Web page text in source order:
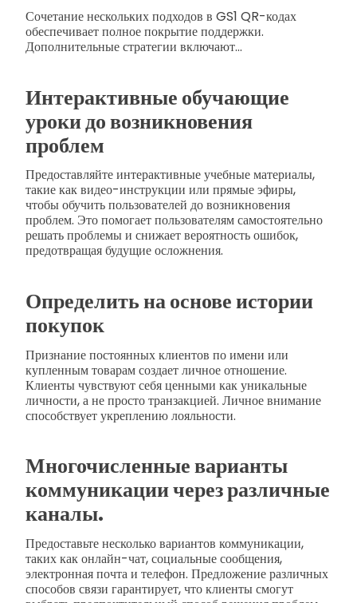
Сочетание нескольких подходов в GS1 QR-кодах
обеспечивает полное покрытие поддержки.
Дополнительные стратегии включают...
Интерактивные обучающие
уроки до возникновения
проблем
Предоставляйте интерактивные учебные материалы,
такие как видео-инструкции или прямые эфиры,
чтобы обучить пользователей до возникновения
проблем. Это помогает пользователям самостоятельно
решать проблемы и снижает вероятность ошибок,
предотвращая будущие осложнения.
Определить на основе истории
покупок
Признание постоянных клиентов по имени или
купленным товарам создает личное отношение.
Клиенты чувствуют себя ценными как уникальные
личности, а не просто транзакцией. Личное внимание
способствует укреплению лояльности.
Многочисленные варианты
коммуникации через различные
каналы.
Предоставьте несколько вариантов коммуникации,
таких как онлайн-чат, социальные сообщения,
электронная почта и телефон. Предложение различных
способов связи гарантирует, что клиенты смогут